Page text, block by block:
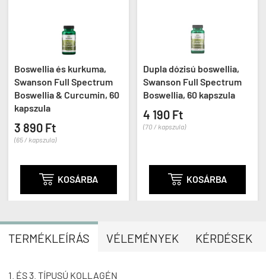
Boswellia és kurkuma,
Swanson Full Spectrum
Boswellia & Curcumin, 60
kapszula
3 890 Ft
(65 / kapszula)
 KOSÁRBA
Dupla dózisú boswellia,
Swanson Full Spectrum
Boswellia, 60 kapszula
4 190 Ft
(70 / kapszula)
 KOSÁRBA
TERMÉKLEÍRÁS VÉLEMÉNYEK KÉRDÉSEK
1. ÉS 3. TÍPUSÚ KOLLAGÉN